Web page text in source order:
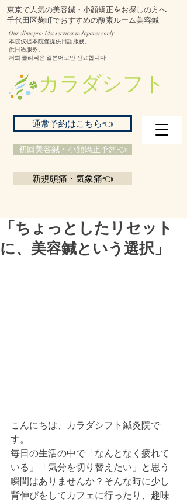
東京で人気の美容鍼・小顔矯正をお探しの方へ
千代田区麹町でおすすめの酸素ルーム美容鍼
​カラダシフト
初回美容鍼・小顔矯正予約👈
通常予約はこちら👈
新規頭痛・気象痛👈
Our clinic provides services in Japanese only.
本院仅提本院僅提供日語服務。
供日语服务。
저희 클리닉은 일본어로만 진료합니다.
「ちょっとしたリセット
に、美容鍼という選択」
こんにちは、カラダシフト鍼灸院で
す。
毎日の生活の中で「なんとなく疲れて
いる」「気分を切り替えたい」と思う
瞬間はありませんか？そんな時に少し
背伸びをしてカフェに行ったり、趣味